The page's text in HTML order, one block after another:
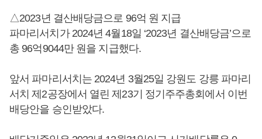
△2023년 결산배당금으로 96억 원 지급
파마리서치가 2024년 4월18일 ‘2023년 결산배당금’으로
총 96억9044만 원을 지급했다.
앞서 파마리서치는 2024년 3월25일 강원도 강릉 파마리
서치 제2공장에서 열린 제23기 정기주주총회에서 이번
배당안을 승인받았다.